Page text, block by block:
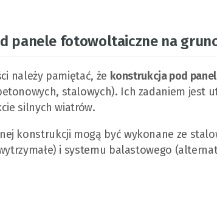
panele fotowoltaiczne na
należy pamiętać, że konstrukcja pod
stalowych). Ich zadaniem jest
silnych wiatrów.
konstrukcji mogą być wykonane ze
i systemu balastowego